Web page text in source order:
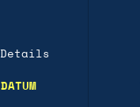
Details
DATUM